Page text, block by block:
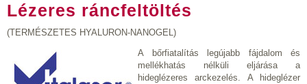
Lézeres ráncfeltöltés
(TERMÉSZETES HYALURON-NANOGEL)
A bőrfiatalítás legújabb fájdalom és
mellékhatás nélküli eljárása a
hideglézeres arckezelés. A hideglézer